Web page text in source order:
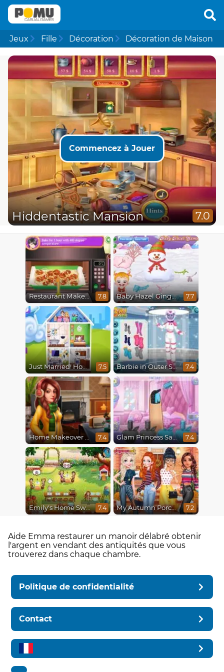
Jeux Fille Décoration Décoration de Maison
Commencez à Jouer
Hiddentastic Mansion 7.0
Restaurant Makeover 7.8 Baby Hazel Gingerbread House 7.7
Just Married! Home Deco 7.5 Barbie in Outer Space 7.4
Home Makeover 2 Hidden Object 7.4 Glam Princess Salon 7.4
Emily's Home Sweet Home 7.4 My Autumn Porch Decor 7.2
Aide Emma restaurer un manoir délabré obtenir
l'argent en vendant des antiquités que vous
trouverez dans chaque chambre.
Politique de confidentialité
Contact